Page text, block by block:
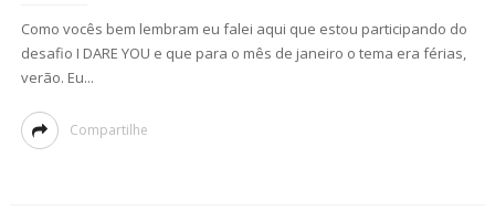
Como vocês bem lembram eu falei aqui que estou participando do
desafio I DARE YOU e que para o mês de janeiro o tema era férias,
verão. Eu...
Compartilhe